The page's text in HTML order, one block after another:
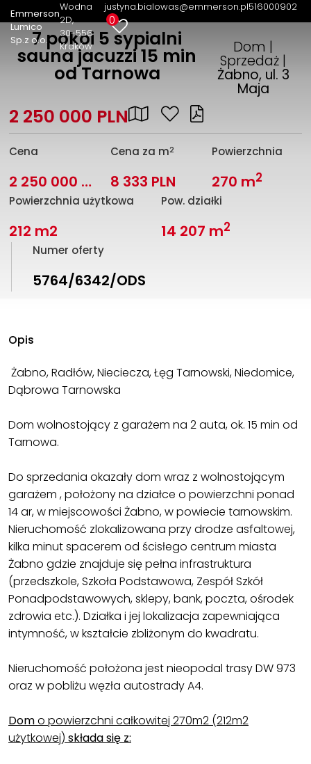
Emmerson
Lumico
Sp.z o.o.
Wodna
2D
30-556
Kraków
justyna.bialowas@emmerson.pl516000902
0
7 pokoi 5 sypialni
sauna jacuzzi 15 min
od Tarnowa
Dom |
Sprzedaż |
Żabno, ul. 3
Maja
2 250 000 PLN
Cena
2 250 000 PLN
Cena za m2
8 333 PLN
Powierzchnia
270 m2
Powierzchnia użytkowa
212 m2
Pow. działki
14 207 m2
Numer oferty
5764/6342/ODS
Opis
Żabno, Radłów, Nieciecza, Łęg Tarnowski, Niedomice,
Dąbrowa Tarnowska
Dom wolnostojący z garażem na 2 auta, ok. 15 min od
Tarnowa.
Do sprzedania okazały dom wraz z wolnostojącym
garażem , położony na działce o powierzchni ponad
14 ar, w miejscowości Żabno, w powiecie tarnowskim.
Nieruchomość zlokalizowana przy drodze asfaltowej,
kilka minut spacerem od ścisłego centrum miasta
Żabno gdzie znajduje się pełna infrastruktura
(przedszkole, Szkoła Podstawowa, Zespół Szkół
Ponadpodstawowych, sklepy, bank, poczta, ośrodek
zdrowia etc.). Działka i jej lokalizacja zapewniająca
intymność, w kształcie zbliżonym do kwadratu.
Nieruchomość położona jest nieopodal trasy DW 973
oraz w pobliżu węzła autostrady A4.
Domo powierzchni całkowitej 270m2 (212m2
użytkowej) składa się z: